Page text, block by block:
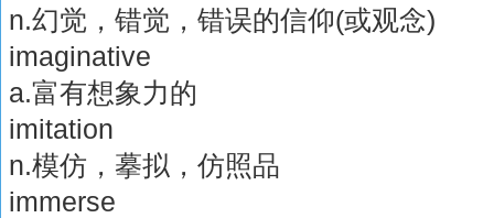
n.幻觉，错觉，错误的信仰(或观念)
imaginative
a.富有想象力的
imitation
n.模仿，摹拟，仿照品
immerse